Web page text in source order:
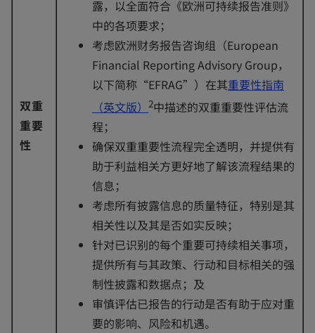
双重
重要
性
露，以全面符合《欧洲可持续报告准则》
中的各项要求；
考虑欧洲财务报告咨询组（European
Financial Reporting Advisory Group，
以下简称“EFRAG”）在其重要性指南
（英文版） o
e
n
i
n
a
n
e
w
t
2中描述的双重重要性评估流
程；
确保双重重要性流程完全透明，并提供有
助于利益相关方更好地了解该流程结果的
信息；
考虑所有披露信息的质量特征，特别是其
相关性以及其是否如实反映；
针对已识别的每个重要可持续相关事项，
提供所有与其政策、行动和目标相关的强
制性披露和数据点；及
审慎评估已报告的行动是否有助于应对重
要的影响、风险和机遇。